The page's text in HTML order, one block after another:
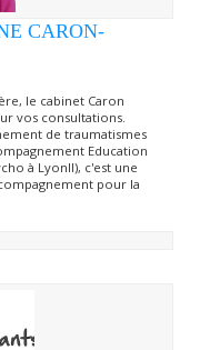
CARON-
le cabinet Caron
vos consultations.
de traumatismes
Education
à LyonII), c'est une
pour la